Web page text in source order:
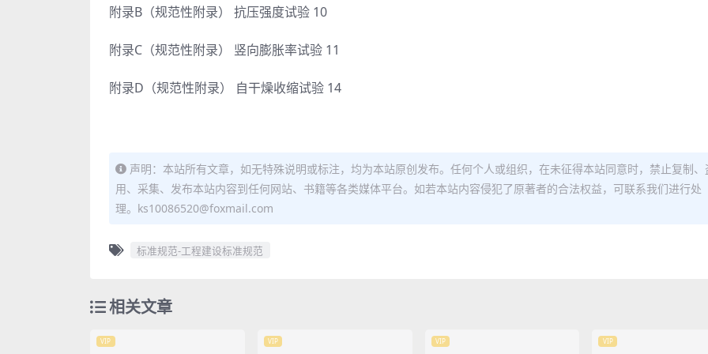
附录B（规范性附录） 抗压强度试验 10
附录C（规范性附录） 竖向膨胀率试验 11
附录D（规范性附录） 自干燥收缩试验 14
声明：本站所有文章，如无特殊说明或标注，均为本站原创发布。任何个人或组织，在未征得本站同意时，禁止复制、
用、采集、发布本站内容到任何网站、书籍等各类媒体平台。如若本站内容侵犯了原著者的合法权益，可联系我们进行处
理。ks10086520@foxmail.com
标准规范-工程建设标准规范
相关文章
VIP VIP VIP VIP